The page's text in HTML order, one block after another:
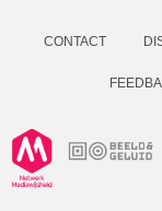
CONTACT